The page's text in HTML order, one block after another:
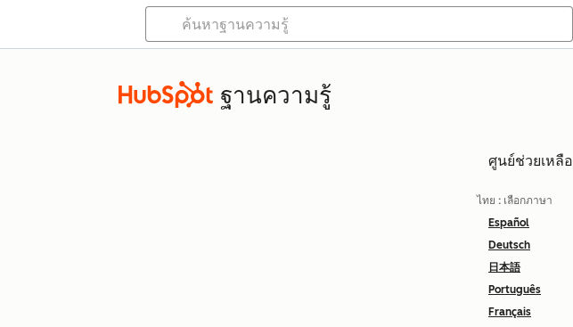
ฐานความรู้
ศูนย์ช่วยเหลือ
ไทย : เลือกภาษา
Español
Deutsch
日本語
Português
Français